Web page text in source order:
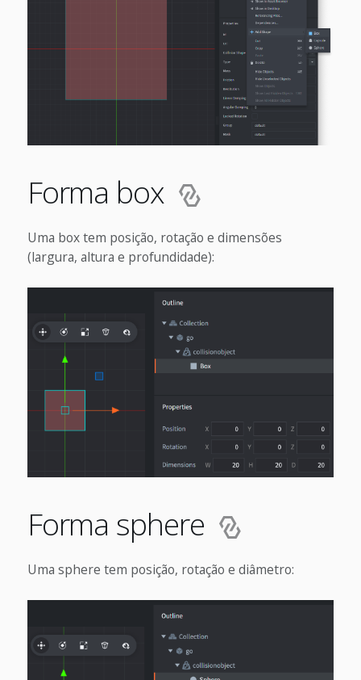
Forma box
Uma box tem posição, rotação e dimensões
(largura, altura e profundidade):
Forma sphere
Uma sphere tem posição, rotação e diâmetro: